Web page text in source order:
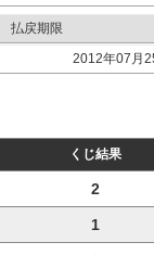
払戻期限
2012年07月
くじ結果
2
1